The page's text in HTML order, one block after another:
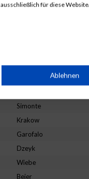
Mielich-Süß
Mahler
Simonte
Krakow
Garofalo
Dzeyk
Wiebe
Beier
für diese
auf einem
von Werbeanzeigen
Werbung
personalisierter Werbung
Ablehnen